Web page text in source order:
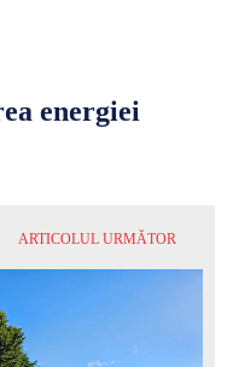
energiei
ARTICOLUL URMĂTOR